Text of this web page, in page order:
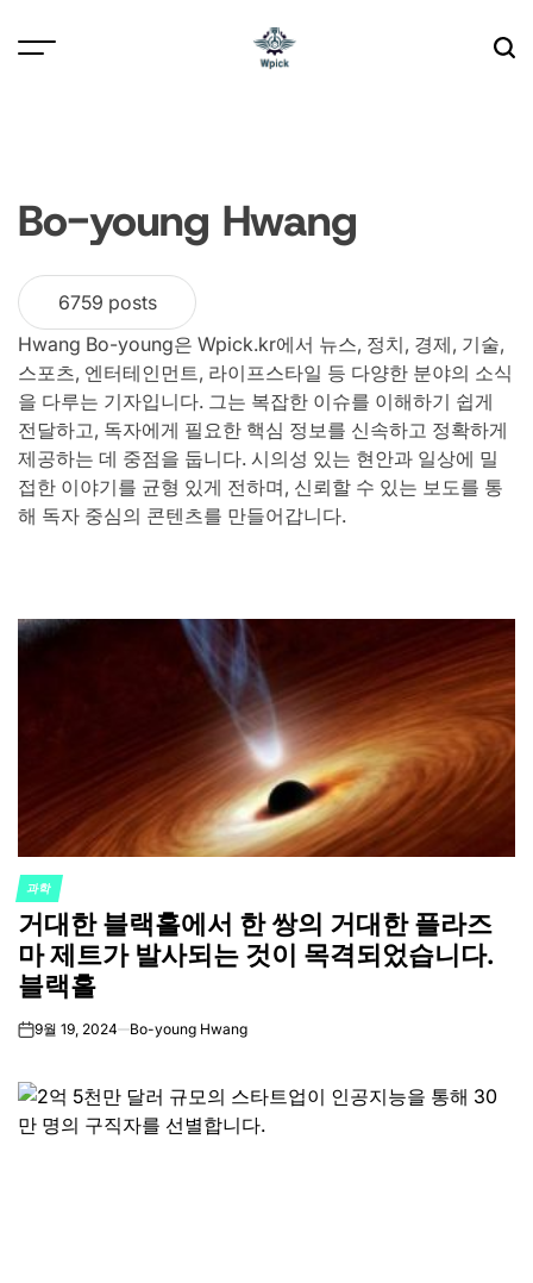
Bo-young Hwang
6759 posts
Hwang Bo-young은 Wpick.kr에서 뉴스, 정치, 경제, 기술,
스포츠, 엔터테인먼트, 라이프스타일 등 다양한 분야의 소식
을 다루는 기자입니다. 그는 복잡한 이슈를 이해하기 쉽게
전달하고, 독자에게 필요한 핵심 정보를 신속하고 정확하게
제공하는 데 중점을 둡니다. 시의성 있는 현안과 일상에 밀
접한 이야기를 균형 있게 전하며, 신뢰할 수 있는 보도를 통
해 독자 중심의 콘텐츠를 만들어갑니다.
POSTED
IN
과학
거대한 블랙홀에서 한 쌍의 거대한 플라즈
마 제트가 발사되는 것이 목격되었습니다.
블랙홀
on9월 19, 2024 Bo-young Hwang